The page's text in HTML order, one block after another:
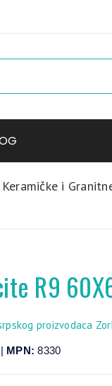
Keramičke i
R9
proizvodaca
| MPN: 8330